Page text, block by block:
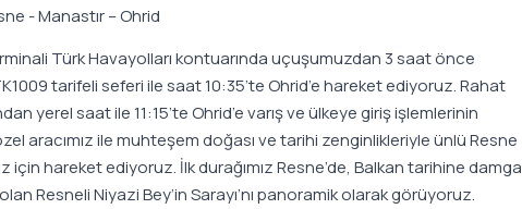
- Manastır – Ohrid
Türk Havayolları kontuarında uçuşumuzdan 3 saat önce
tarifeli seferi ile saat 10:35’te Ohrid’e hareket ediyoruz. Rahat
yerel saat ile 11:15’te Ohrid’e varış ve ülkeye giriş işlemlerinin
aracımız ile muhteşem doğası ve tarihi zenginlikleriyle ünlü Resne
hareket ediyoruz. İlk durağımız Resne’de, Balkan tarihine damga
Resneli Niyazi Bey’in Sarayı’nı panoramik olarak görüyoruz.